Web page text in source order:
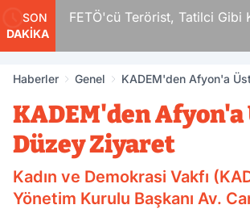
SON
DAKİKA
FETÖ'cü Terörist, Tatilci Gibi
Haberler Genel KADEM'den Afyon'a
KADEM'den Afyon'a
Düzey Ziyaret
Kadın ve Demokrasi Vakfı
Yönetim Kurulu Başkanı Av.